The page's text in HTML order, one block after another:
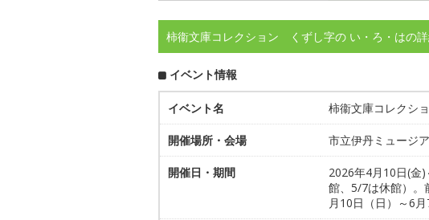
柿衞文庫コレクション くずし字の い・ろ・はの詳
イベント情報
イベント名 柿衞文庫コレクシ
開催場所・会場 市立伊丹ミュージ
開催日・期間
2026年4月10日(金
館、5/7は休館）。
月10日（日）～6月